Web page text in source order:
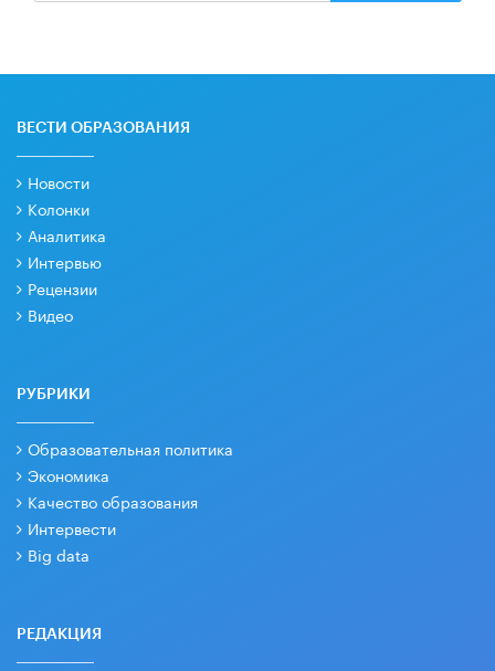
ВЕСТИ ОБРАЗОВАНИЯ
Новости
Колонки
Аналитика
Интервью
Рецензии
Видео
РУБРИКИ
Образовательная политика
Экономика
Качество образования
Интервести
Big data
РЕДАКЦИЯ